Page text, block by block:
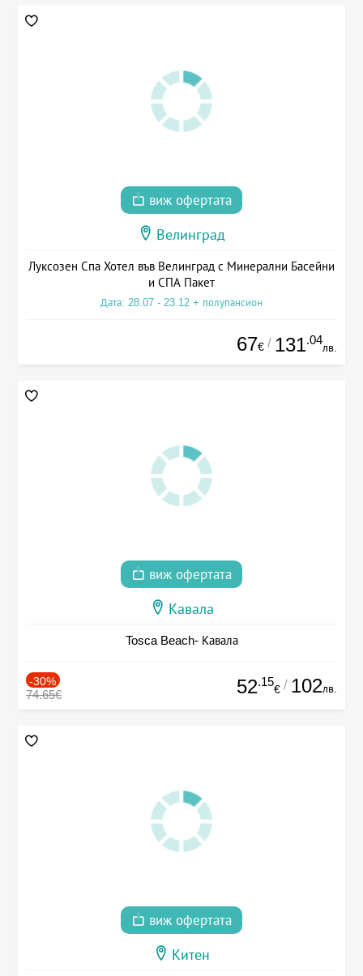
виж офертата
Велинград
Луксозен Спа Хотел във Велинград с Минерални Басейни
и СПА Пакет
Дата: 28.07 - 23.12 + полупансион
67€ / 131.04
лв.
виж офертата
Кавала
Tosca Beach- Кавала
-30%
74.65€ 52.15
€ / 102лв.
виж офертата
Китен